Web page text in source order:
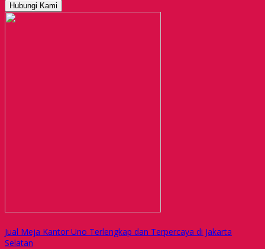
Hubungi Kami
Jual Meja Kantor Uno Terlengkap dan Terpercaya di Jakarta
Selatan